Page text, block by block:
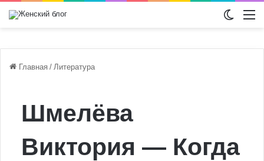
Главная / Литература
Шмелёва
Виктория — Когда